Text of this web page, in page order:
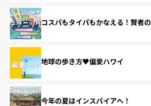
コスパもタイパもかなえる！賢者
地球の歩き方♥偏愛ハワイ
今年の夏はインスパイアへ！